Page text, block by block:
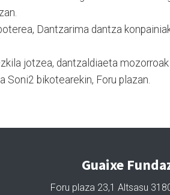
Dantzarima dantza
jotzea, dantzaldiaeta
bikotearekin, Foru plazan.
Guaixe
Foru plaza 23,1 Altsasu